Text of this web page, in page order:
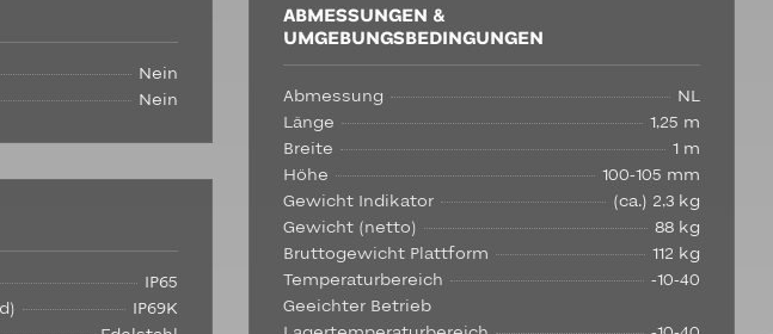
Nein
Nein
IP65
IP69K
ABMESSUNGEN &
UMGEBUNGSBEDINGUNGEN
Abmessung
NL
Länge
1,25 m
Breite
1 m
Höhe
100-105 mm
Gewicht Indikator
(ca.) 2,3 kg
Gewicht (netto)
88 kg
Bruttogewicht Plattform
112 kg
Temperaturbereich
Geeichter Betrieb
-10-40